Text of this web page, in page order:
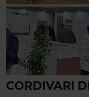
CORDIVARI